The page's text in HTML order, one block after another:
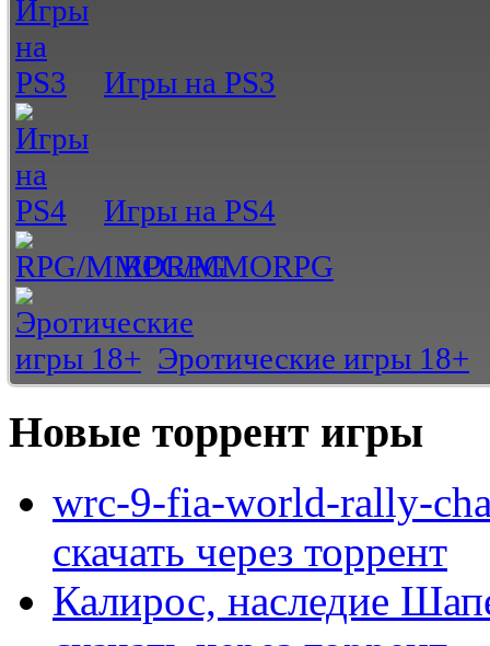
Игры на PS3
Игры на PS4
RPG/MMORPG
Эротические игры 18+
Новые торрент игры
wrc-9-fia-world-rally-
скачать через торрент
Калирос, наследие